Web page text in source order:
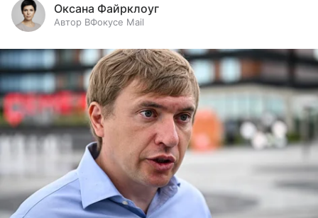
Оксана Файрклоуг
Автор ВФокусе Mail